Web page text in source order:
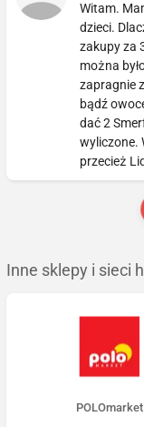
Witam.
dzieci.
zakupy za
można
zapragnie
bądź
dać 2
wyliczone.
przecież
Inne sklepy i sieci
POLOmarket